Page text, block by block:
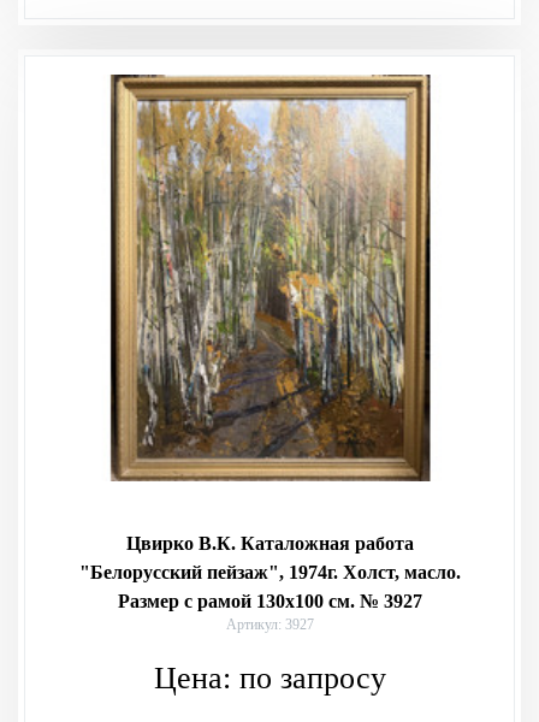
Цвирко В.К. Каталожная работа
"Белорусский пейзаж", 1974г. Холст, масло.
Размер с рамой 130х100 см. № 3927
Артикул: 3927
Цена: по запросу